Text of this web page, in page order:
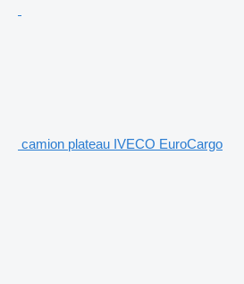
camion plateau IVECO EuroCargo